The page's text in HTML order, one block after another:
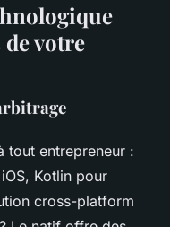
votre
tout entrepreneur :
Kotlin pour
cross-platform